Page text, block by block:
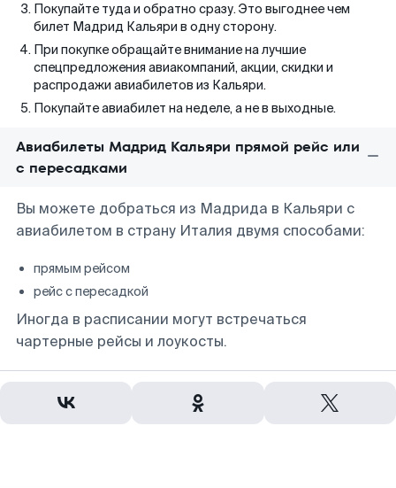
Покупайте туда и обратно сразу. Это выгоднее чем
билет Мадрид Кальяри в одну сторону.
При покупке обращайте внимание на лучшие
спецпредложения авиакомпаний, акции, скидки и
распродажи авиабилетов из Кальяри.
Покупайте авиабилет на неделе, а не в выходные.
Авиабилеты Мадрид Кальяри прямой рейс или
с пересадками
Вы можете добраться из Мадрида в Кальяри с
авиабилетом в страну Италия двумя способами:
прямым рейсом
рейс с пересадкой
Иногда в расписании могут встречаться
чартерные рейсы и лоукосты.